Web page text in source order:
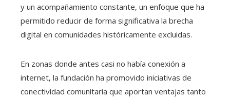
y un acompañamiento constante, un enfoque que ha
permitido reducir de forma significativa la brecha
digital en comunidades históricamente excluidas.
En zonas donde antes casi no había conexión a
internet, la fundación ha promovido iniciativas de
conectividad comunitaria que aportan ventajas tanto